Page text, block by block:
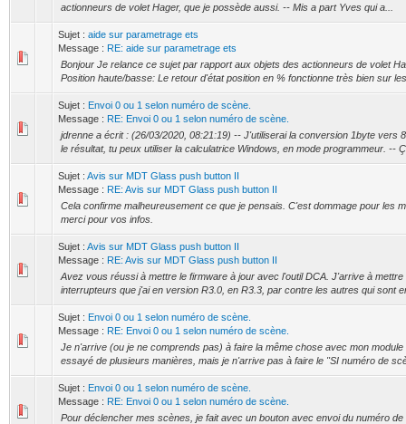
actionneurs de volet Hager, que je possède aussi. -- Mis a part Yves qui a...
Sujet : aide sur parametrage ets
Message : RE: aide sur parametrage ets
Bonjour Je relance ce sujet par rapport aux objets des actionneurs de volet
Position haute/basse: Le retour d'état position en % fonctionne très bien sur
Sujet : Envoi 0 ou 1 selon numéro de scène.
Message : RE: Envoi 0 ou 1 selon numéro de scène.
jdrenne a écrit : (26/03/2020, 08:21:19) -- J'utiliserai la conversion 1byte vers
le résultat, tu peux utiliser la calculatrice Windows, en mode programmeur. --
Sujet : Avis sur MDT Glass push button II
Message : RE: Avis sur MDT Glass push button II
Cela confirme malheureusement ce que je pensais. C'est dommage pour les
merci pour vos infos.
Sujet : Avis sur MDT Glass push button II
Message : RE: Avis sur MDT Glass push button II
Avez vous réussi à mettre le firmware à jour avec l'outil DCA. J'arrive à mettre
interrupteurs que j'ai en version R3.0, en R3.3, par contre les autres qui sont
Sujet : Envoi 0 ou 1 selon numéro de scène.
Message : RE: Envoi 0 ou 1 selon numéro de scène.
Je n'arrive (ou je ne comprends pas) à faire la même chose avec mon module
essayé de plusieurs manières, mais je n'arrive pas à faire le "SI numéro de
Sujet : Envoi 0 ou 1 selon numéro de scène.
Message : RE: Envoi 0 ou 1 selon numéro de scène.
Pour déclencher mes scènes, je fait avec un bouton avec envoi du numéro